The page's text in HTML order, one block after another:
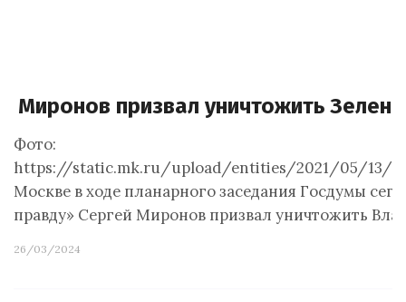
Миронов призвал уничтожить
Фото:
https://static.mk.ru/upload/entities/2021/05/13/20/
Москве в ходе планарного заседания Госдумы
правду» Сергей Миронов призвал уничтожить
26/03/2024